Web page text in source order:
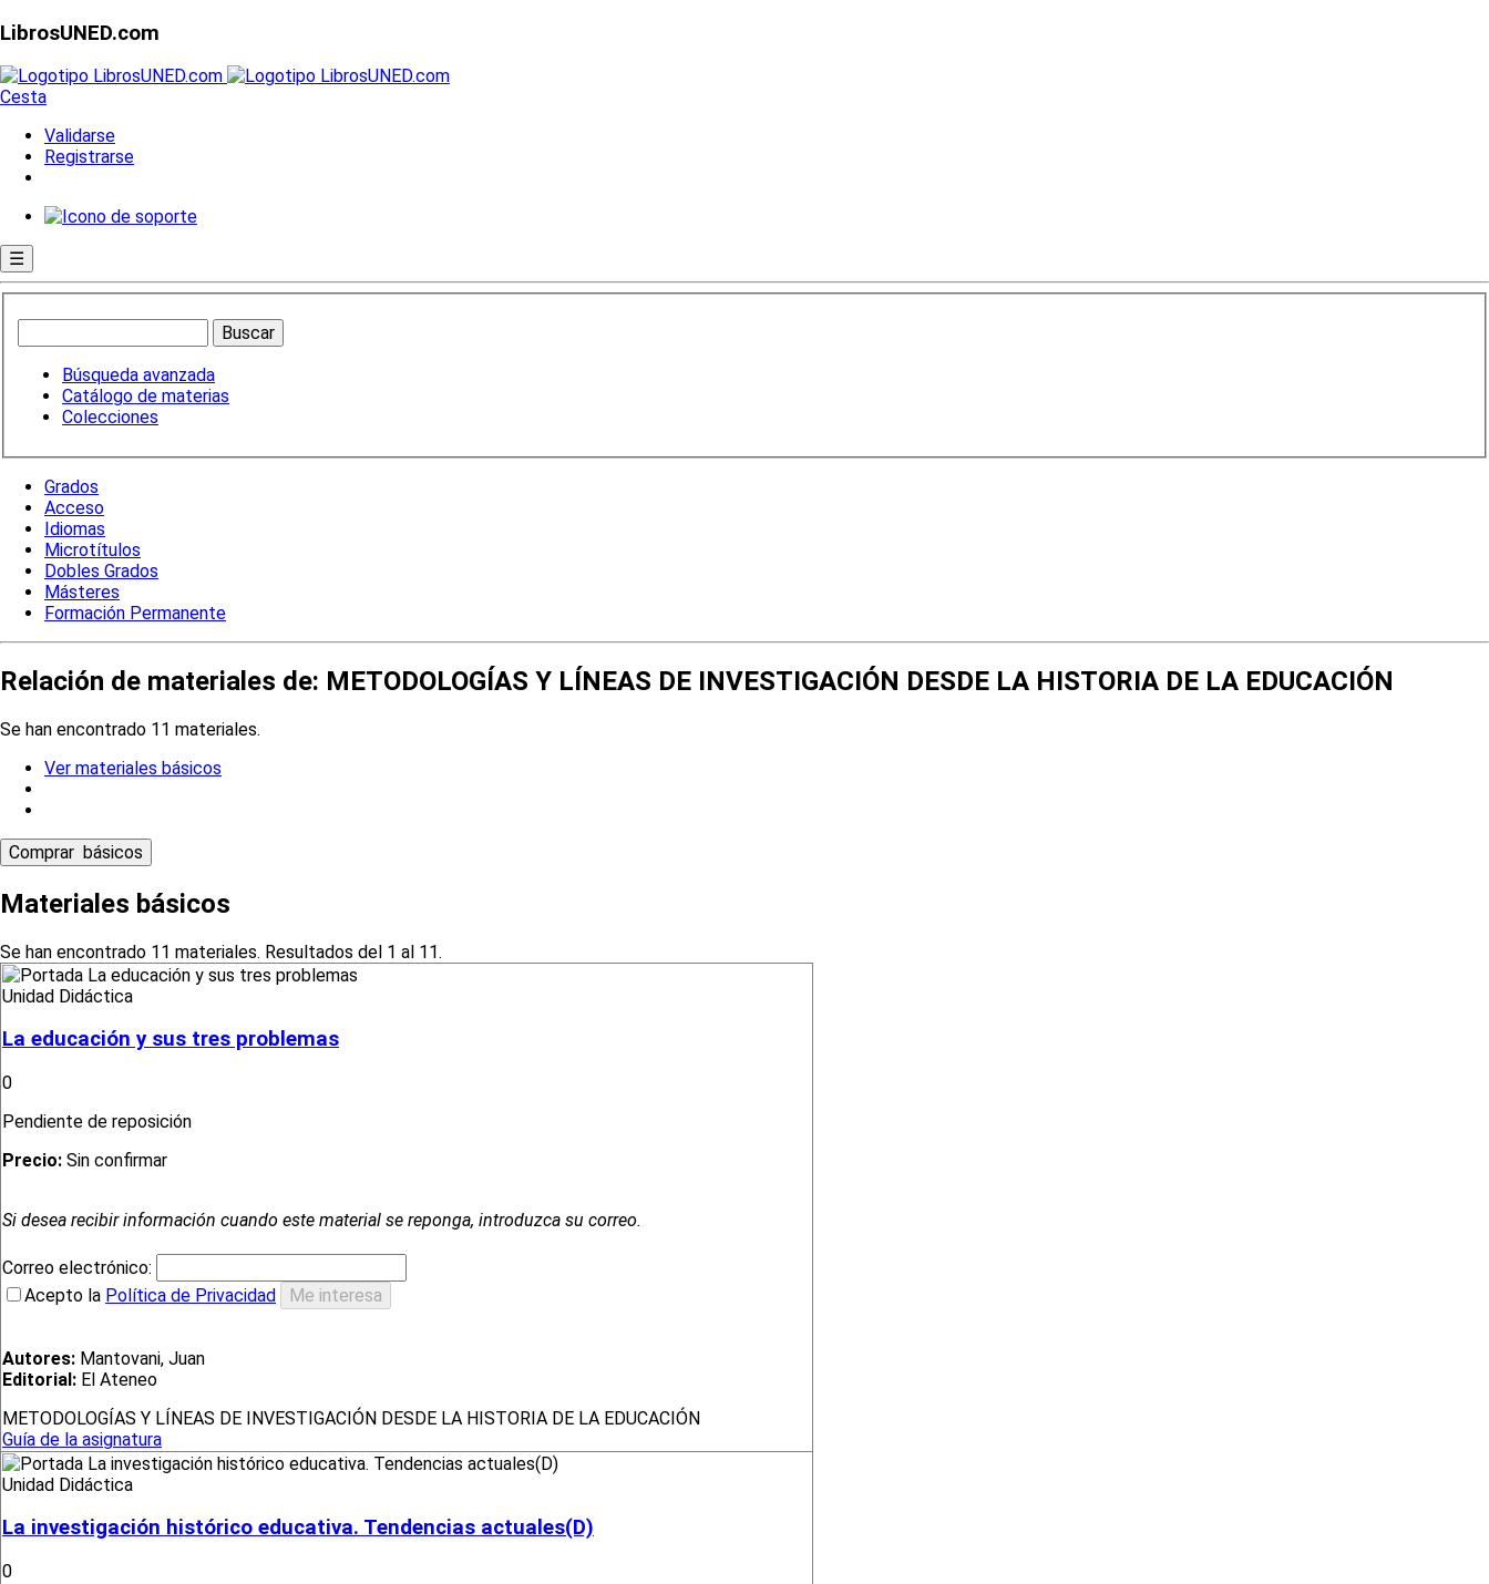
LibrosUNED.com
Cesta
Validarse
Registrarse
☰
Búsqueda avanzada
Catálogo de materias
Colecciones
Grados
Acceso
Idiomas
Microtítulos
Dobles Grados
Másteres
Formación Permanente
Relación de materiales de: METODOLOGÍAS Y LÍNEAS DE INVESTIGACIÓN DESDE LA HISTORIA DE LA EDUCACIÓN
Se han encontrado 11 materiales.
Ver materiales básicos
Materiales básicos
Se han encontrado 11 materiales. Resultados del 1 al 11.
Unidad Didáctica
La educación y sus tres problemas
0
Pendiente de reposición
Precio: Sin confirmar
Si desea recibir información cuando este material se reponga, introduzca su correo.
Correo electrónico:
Acepto la Política de Privacidad
Autores: Mantovani, Juan
Editorial: El Ateneo
METODOLOGÍAS Y LÍNEAS DE INVESTIGACIÓN DESDE LA HISTORIA DE LA EDUCACIÓN
Guía de la asignatura
Unidad Didáctica
La investigación histórico educativa. Tendencias actuales(D)
0